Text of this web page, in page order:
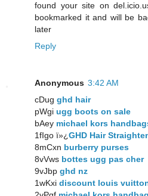
found your site on
bookmarked it and will be
later
Reply
Anonymous 3:42 AM
cDug ghd hair
pWgi ugg boots on sale
bAey michael kors
1fIgo ï»¿GHD Hair
8mCxn burberry purses
8vVws bottes ugg pas cher
9vJbp ghd nz
1wKxi discount louis